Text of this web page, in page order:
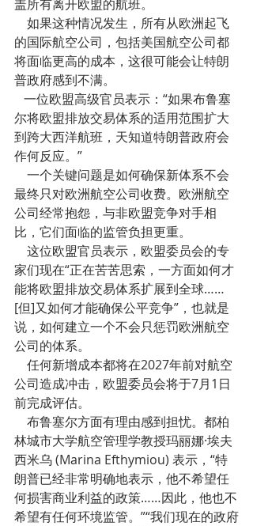
盖所有离开欧盟的航班。
如果这种情况发生，所有从欧洲起飞
的国际航空公司，包括美国航空公司都
将面临更高的成本，这很可能会让特朗
普政府感到不满。
一位欧盟高级官员表示：“如果布鲁塞
尔将欧盟排放交易体系的适用范围扩大
到跨大西洋航班，天知道特朗普政府会
作何反应。”
一个关键问题是如何确保新体系不会
最终只对欧洲航空公司收费。欧洲航空
公司经常抱怨，与非欧盟竞争对手相
比，它们面临的监管负担更重。
这位欧盟官员表示，欧盟委员会的专
家们现在“正在苦苦思索，一方面如何才
能将欧盟排放交易体系扩展到全球……
[但]又如何才能确保公平竞争”，也就是
说，如何建立一个不会只惩罚欧洲航空
公司的体系。
任何新增成本都将在2027年前对航空
公司造成冲击，欧盟委员会将于7月1日
前完成评估。
布鲁塞尔方面有理由感到担忧。都柏
林城市大学航空管理学教授玛丽娜·埃夫
西米乌 (Marina Efthymiou) 表示，“特
朗普已经非常明确地表示，他不希望任
何损害商业利益的政策……因此，他也不
希望有任何环境监管。”“我们现在的政府